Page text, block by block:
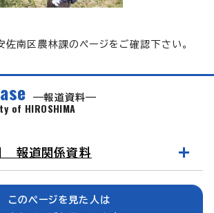
佐南区農林課のページをご確認下さい。
報道資料
of HIROSHIMA
報道関係資料
このページを見た人は